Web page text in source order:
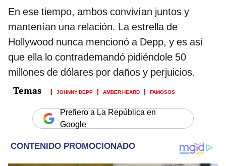
En ese tiempo, ambos convivían juntos y
mantenían una relación. La estrella de
Hollywood nunca mencionó a Depp, y es así
que ella lo contrademandó pidiéndole 50
millones de dólares por daños y perjuicios.
JOHNNY DEPP AMBER HEARD FAMOSOS
Prefiero a La República en
Google